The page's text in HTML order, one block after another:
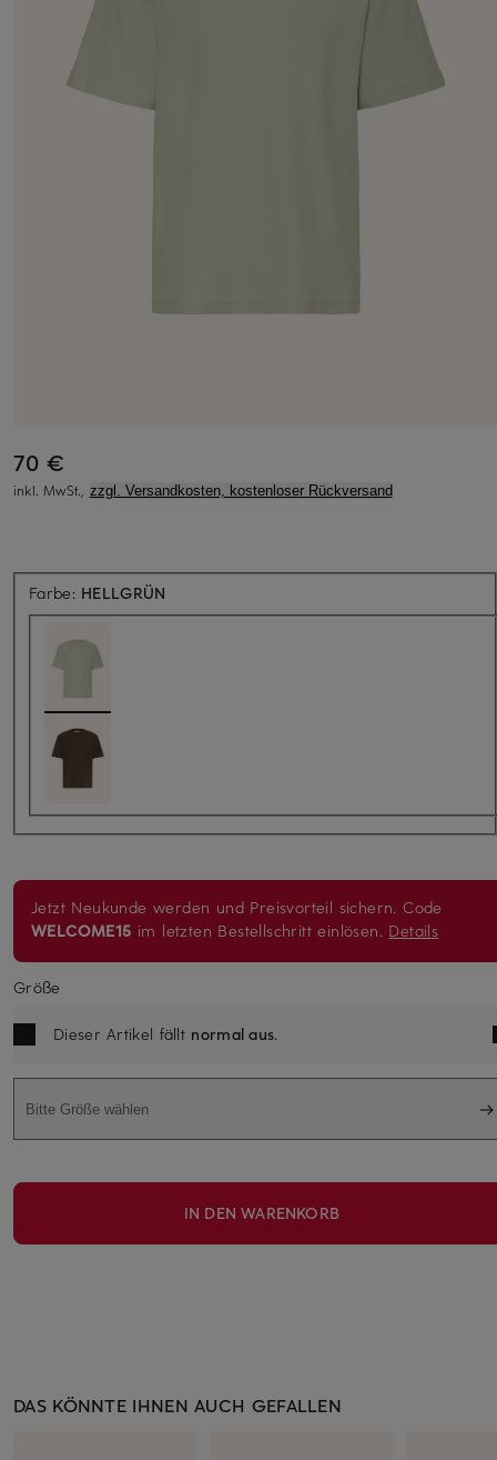
70 €
inkl. MwSt., zzgl. Versandkosten, kostenloser Rückversand
Farbe: HELLGRÜN
Jetzt Neukunde werden und Preisvorteil sichern. Code
WELCOME15 im letzten Bestellschritt einlösen. Details
Größe
Dieser Artikel fällt normal aus.
Bitte Größe wählen
IN DEN WARENKORB
DAS KÖNNTE IHNEN AUCH GEFALLEN